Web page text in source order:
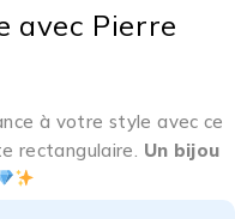
avec Pierre
à votre style avec ce
rectangulaire. Un bijou